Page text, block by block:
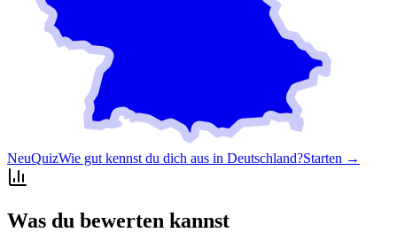
NeuQuizWie gut kennst du dich aus in Deutschland?Starten →
Was du bewerten kannst